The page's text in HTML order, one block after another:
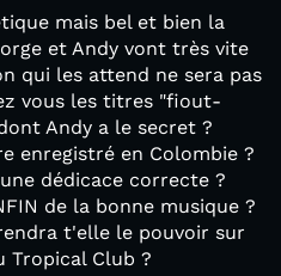
mais bel et bien la
et Andy vont très vite
qui les attend ne sera pas
vous les titres "fiout-
Andy a le secret ?
enregistré en Colombie ?
dédicace correcte ?
de la bonne musique ?
t'elle le pouvoir sur
Tropical Club ?